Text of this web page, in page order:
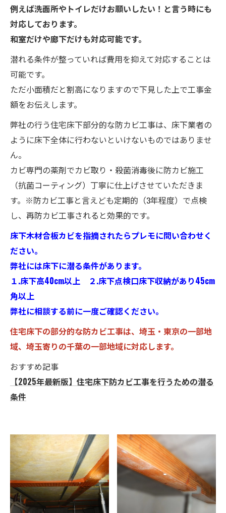
例えば洗面所やトイレだけお願いしたい！と言う時にも
対応しております。
和室だけや廊下だけも対応可能です。
潜れる条件が整っていれば費用を抑えて対応することは
可能です。
ただ小面積だと割高になりますので下見した上で工事金
額をお伝えします。
弊社の行う住宅床下部分的な防カビ工事は、床下業者の
ように床下全体に行わないといけないものではありませ
ん。
カビ専門の薬剤でカビ取り・殺菌消毒後に防カビ施工
（抗菌コーティング）丁寧に仕上げさせていただきま
す。※防カビ工事と言えども定期的（3年程度）で点検
し、再防カビ工事されると効果的です。
床下木材合板カビを指摘されたらプレモに問い合わせく
ださい。
弊社には床下に潜る条件があります。
１.床下高40cm以上 ２.床下点検口床下収納があり45cm
角以上
弊社に相談する前に一度ご確認ください。
住宅床下の部分的な防カビ工事は、埼玉・東京の一部地
域、埼玉寄りの千葉の一部地域に対応します。
おすすめ記事
【2025年最新版】住宅床下防カビ工事を行うための潜る
条件